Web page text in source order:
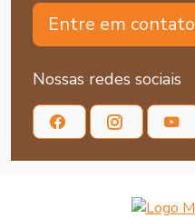
Entre em contato
Nossas redes sociais